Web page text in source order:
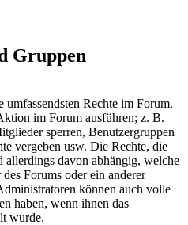
Gruppen
umfassendsten Rechte im Forum.
im Forum ausführen; z. B.
sperren, Benutzergruppen
vergeben usw. Die Rechte, die
allerdings davon abhängig, welche
Forums oder ein anderer
können auch volle
haben, wenn ihnen das
wurde.